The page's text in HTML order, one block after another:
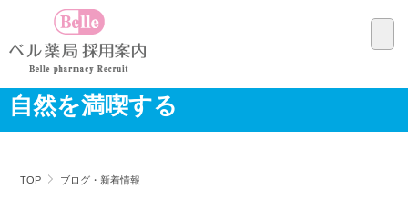
自然を満喫する
TOP ブログ・新着情報